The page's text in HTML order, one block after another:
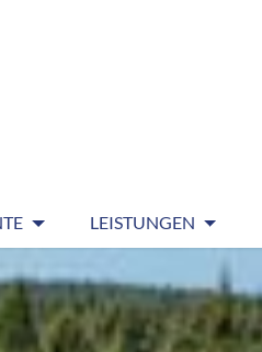
LEISTUNGEN